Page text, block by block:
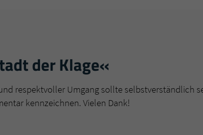
der Klage«
respektvoller Umgang sollte selbstverständlich
kennzeichnen. Vielen Dank!